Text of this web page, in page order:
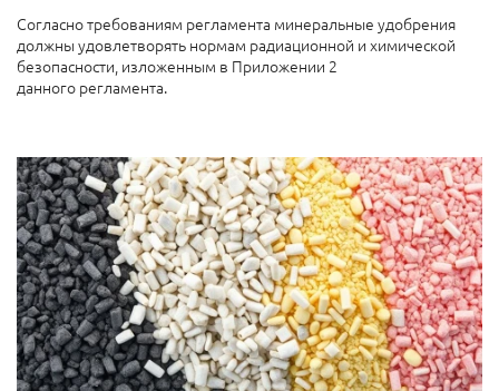
Согласно требованиям регламента минеральные удобрения
должны удовлетворять нормам радиационной и химической
безопасности, изложенным в Приложении 2
данного регламента.